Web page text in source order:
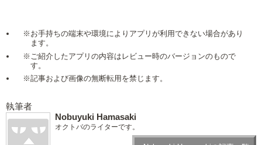
※お手持ちの端末や環境によりアプリが利用できない場合があり
ます。
※ご紹介したアプリの内容はレビュー時のバージョンのもので
す。
※記事および画像の無断転用を禁じます。
執筆者
Nobuyuki Hamasaki
オクトバのライターです。